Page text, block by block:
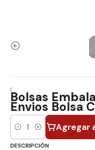
|Bolsas
Envios Bolsa
Cantidad Agregar
DESCRIPCIÓN